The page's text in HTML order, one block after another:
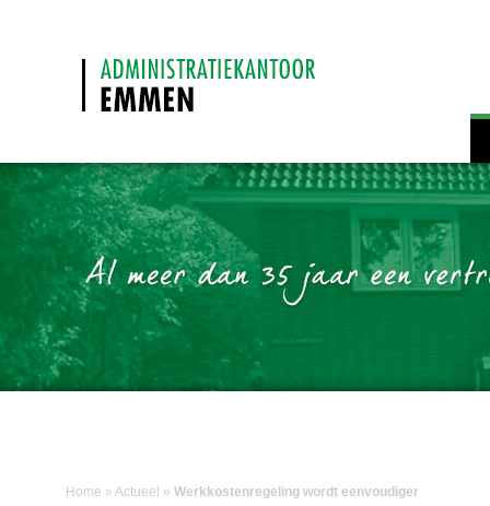
Home » Actueel » Werkkostenregeling wordt eenvoudiger